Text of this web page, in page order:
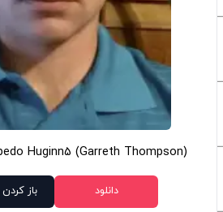
Huginn5 (Garreth Thompson)
دانلود باز